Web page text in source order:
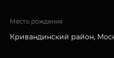
Место рождения
Кривандинский район,